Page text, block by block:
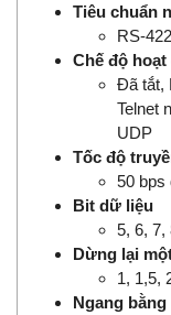
Tiêu chuẩn
RS-
Chế độ
Đã tắt,
Telnet
UDP
Tốc độ
50 bps
Bit dữ liệu
5, 6, 7,
Dừng lại
1, 1,5,
Ngang bằng